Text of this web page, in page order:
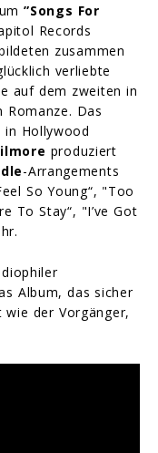
”Songs For
Records
zusammen
verliebte
auf dem zweiten in
Das
in Hollywood
produziert
-Arrangements
So Young“, "Too
To Stay“, "I’ve Got
Album, das sicher
der Vorgänger,